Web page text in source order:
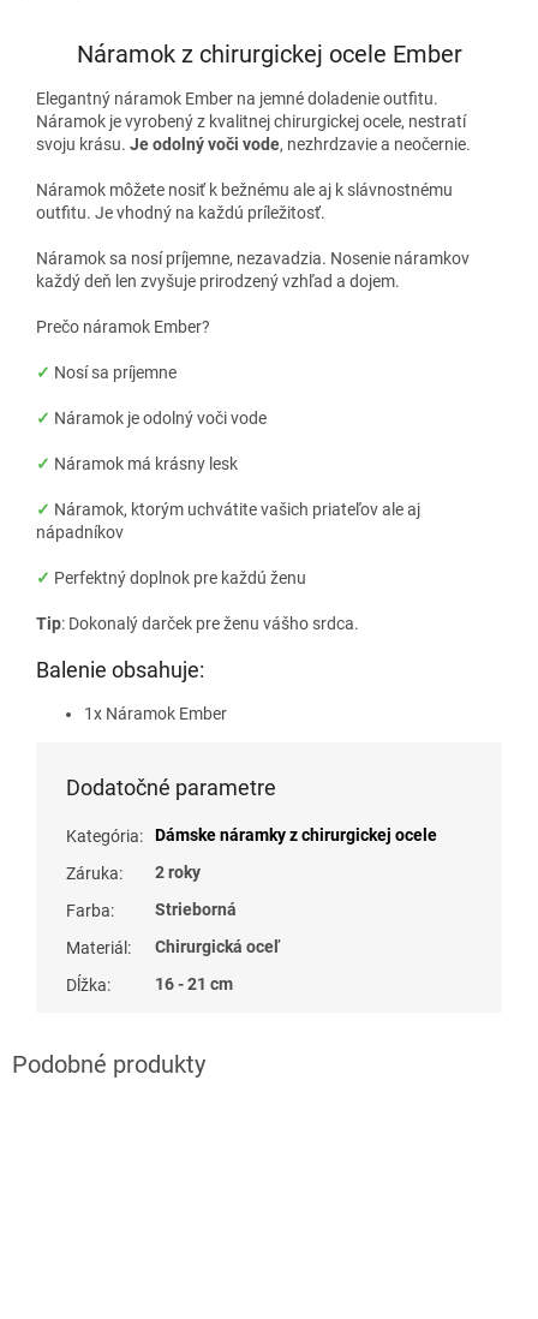
Náramok z chirurgickej ocele Ember
Elegantný náramok Ember na jemné doladenie outfitu.
Náramok je vyrobený z kvalitnej chirurgickej ocele, nestratí
svoju krásu. Je odolný voči vode, nezhrdzavie a neočernie.
Náramok môžete nosiť k bežnému ale aj k slávnostnému
outfitu. Je vhodný na každú príležitosť.
Náramok sa nosí príjemne, nezavadzia. Nosenie náramkov
každý deň len zvyšuje prirodzený vzhľad a dojem.
Prečo náramok Ember?
✓ Nosí sa príjemne
✓ Náramok je odolný voči vode
✓ Náramok má krásny lesk
✓ Náramok, ktorým uchvátite vašich priateľov ale aj
nápadníkov
✓ Perfektný doplnok pre každú ženu
Tip: Dokonalý darček pre ženu vášho srdca.
Balenie obsahuje:
1x Náramok Ember
Dodatočné parametre
Kategória:
Dámske náramky z chirurgickej ocele
Záruka:
2 roky
Farba:
Strieborná
Materiál :
Chirurgická oceľ
Dĺžka: 16 - 21 cm